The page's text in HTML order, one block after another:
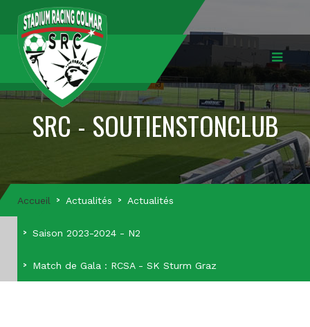
SRC - SOUTIENSTONCLUB
Accueil Actualités Actualités
Saison 2023-2024 - N2
Match de Gala : RCSA - SK Sturm Graz